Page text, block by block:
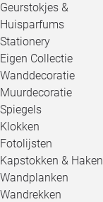
Geurstokjes &
Huisparfums
Stationery
Eigen Collectie
Wanddecoratie
Muurdecoratie
Spiegels
Klokken
Fotolijsten
Kapstokken & Haken
Wandplanken
Wandrekken